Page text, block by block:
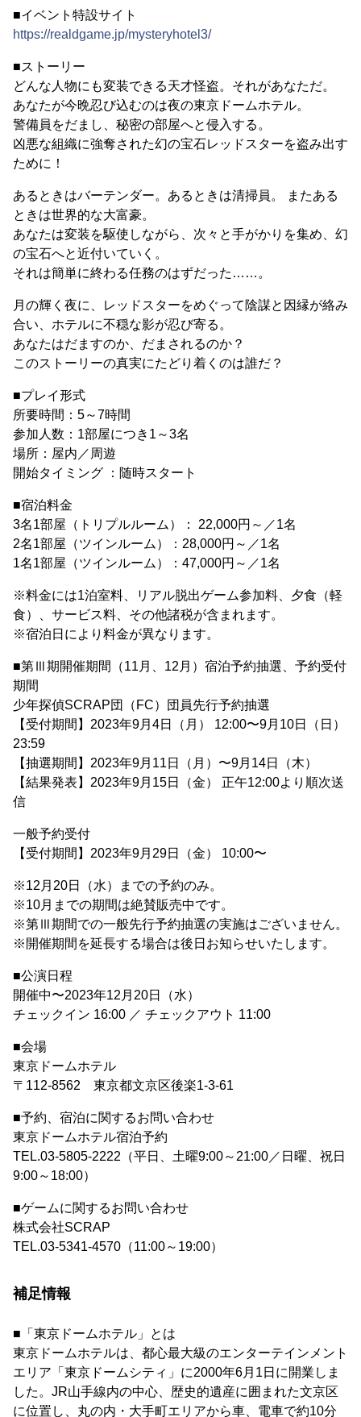
■イベント特設サイト
https://realdgame.jp/mysteryhotel3/
■ストーリー
どんな人物にも変装できる天才怪盗。それがあなただ。
あなたが今晩忍び込むのは夜の東京ドームホテル。
警備員をだまし、秘密の部屋へと侵入する。
凶悪な組織に強奪された幻の宝石レッドスターを盗み出す
ために！
あるときはバーテンダー。あるときは清掃員。 またある
ときは世界的な大富豪。
あなたは変装を駆使しながら、次々と手がかりを集め、幻
の宝石へと近付いていく。
それは簡単に終わる任務のはずだった……。
月の輝く夜に、レッドスターをめぐって陰謀と因縁が絡み
合い、ホテルに不穏な影が忍び寄る。
あなたはだますのか、だまされるのか？
このストーリーの真実にたどり着くのは誰だ？
■プレイ形式
所要時間：5～7時間
参加人数：1部屋につき1～3名
場所：屋内／周遊
開始タイミング ：随時スタート
■宿泊料金
3名1部屋（トリプルルーム）： 22,000円～／1名
2名1部屋（ツインルーム）：28,000円～／1名
1名1部屋（ツインルーム）：47,000円～／1名
※料金には1泊室料、リアル脱出ゲーム参加料、夕食（軽
食）、サービス料、その他諸税が含まれます。
※宿泊日により料金が異なります。
■第Ⅲ期開催期間（11月、12月）宿泊予約抽選、予約受付
期間
少年探偵SCRAP団（FC）団員先行予約抽選
【受付期間】2023年9月4日（月） 12:00〜9月10日（日）
23:59
【抽選期間】2023年9月11日（月）〜9月14日（木）
【結果発表】2023年9月15日（金） 正午12:00より順次送
信
一般予約受付
【受付期間】2023年9月29日（金） 10:00〜
※12月20日（水）までの予約のみ。
※10月までの期間は絶賛販売中です。
※第Ⅲ期間での一般先行予約抽選の実施はございません。
※開催期間を延長する場合は後日お知らせいたします。
■公演日程
開催中〜2023年12月20日（水）
チェックイン 16:00 ／ チェックアウト 11:00
■会場
東京ドームホテル
〒112-8562 東京都文京区後楽1-3-61
■予約、宿泊に関するお問い合わせ
東京ドームホテル宿泊予約
TEL.03-5805-2222（平日、土曜9:00～21:00／日曜、祝日
9:00～18:00）
■ゲームに関するお問い合わせ
株式会社SCRAP
TEL.03-5341-4570（11:00～19:00）
補足情報
■「東京ドームホテル」とは
東京ドームホテルは、都心最大級のエンターテインメント
エリア「東京ドームシティ」に2000年6月1日に開業しま
した。JR山手線内の中心、歴史的遺産に囲まれた文京区
に位置し、丸の内・大手町エリアから車、電車で約10分